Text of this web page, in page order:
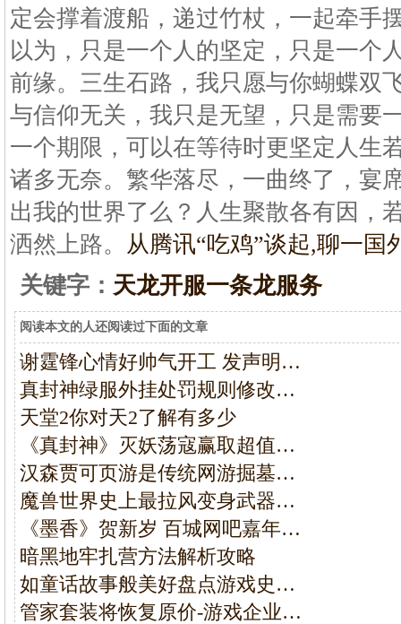
定会撑着渡船，递过竹杖，一起牵手
以为，只是一个人的坚定，只是一个
前缘。三生石路，我只愿与你蝴蝶双
与信仰无关，我只是无望，只是需要
一个期限，可以在等待时更坚定人生
诸多无奈。繁华落尽，一曲终了，宴
出我的世界了么？人生聚散各有因，
洒然上路。 从腾讯“吃鸡”谈起,聊一国
关键字： 天龙开服一条龙服务
阅读本文的人还阅读过下面的文章
谢霆锋心情好帅气开工 发声明…
真封神绿服外挂处罚规则修改…
天堂2你对天2了解有多少
《真封神》灭妖荡寇赢取超值…
汉森贾可页游是传统网游掘墓…
魔兽世界史上最拉风变身武器…
《墨香》贺新岁 百城网吧嘉年…
暗黑地牢扎营方法解析攻略
如童话故事般美好盘点游戏史…
管家套装将恢复原价-游戏企业…